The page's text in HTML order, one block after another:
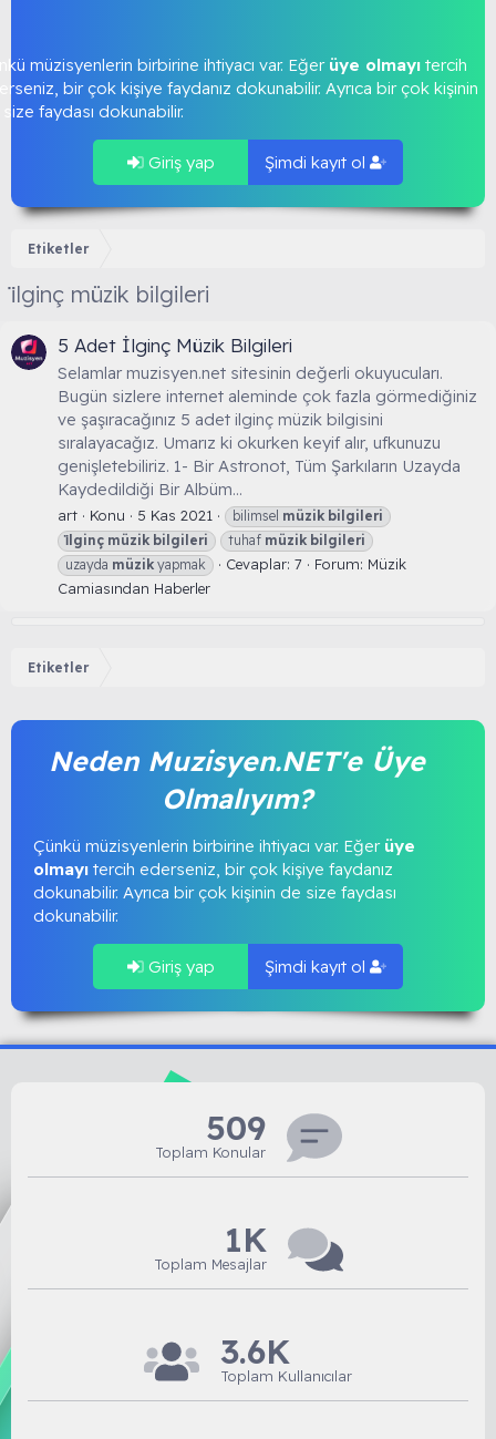
müzisyenlerin birbirine ihtiyacı var. Eğer üye olmayı tercih
bir çok kişiye faydanız dokunabilir. Ayrıca bir çok kişinin
faydası dokunabilir.
Giriş yap Şimdi kayıt ol
Etiketler
i̇lginç müzik bilgileri
5 Adet İlginç Müzik Bilgileri
Selamlar muzisyen.net sitesinin değerli okuyucuları.
Bugün sizlere internet aleminde çok fazla görmediğiniz
ve şaşıracağınız 5 adet ilginç müzik bilgisini
sıralayacağız. Umarız ki okurken keyif alır, ufkunuzu
genişletebiliriz. 1- Bir Astronot, Tüm Şarkıların Uzayda
Kaydedildiği Bir Albüm...
art Konu 5 Kas 2021 bilimsel müzik bilgileri
i̇lginç müzik bilgileri tuhaf müzik bilgileri
uzayda müzik yapmak Cevaplar: 7 Forum: Müzik
Camiasından Haberler
Etiketler
Neden Muzisyen.NET'e Üye
Olmalıyım?
Çünkü müzisyenlerin birbirine ihtiyacı var. Eğer üye
olmayı tercih ederseniz, bir çok kişiye faydanız
dokunabilir. Ayrıca bir çok kişinin de size faydası
dokunabilir.
Giriş yap Şimdi kayıt ol
509
Toplam Konular
1K
Toplam Mesajlar
3.6K
Toplam Kullanıcılar